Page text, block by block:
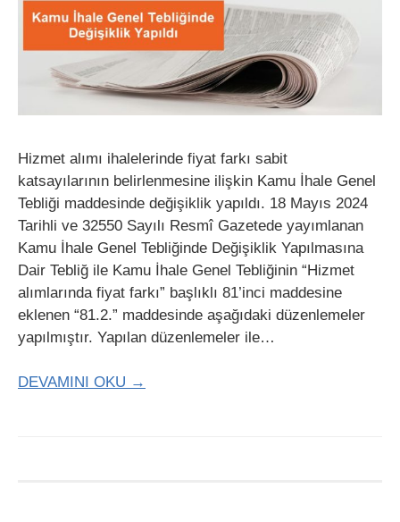
Hizmet alımı ihalelerinde fiyat farkı sabit
katsayılarının belirlenmesine ilişkin Kamu İhale Genel
Tebliği maddesinde değişiklik yapıldı. 18 Mayıs 2024
Tarihli ve 32550 Sayılı Resmî Gazetede yayımlanan
Kamu İhale Genel Tebliğinde Değişiklik Yapılmasına
Dair Tebliğ ile Kamu İhale Genel Tebliğinin “Hizmet
alımlarında fiyat farkı” başlıklı 81’inci maddesine
eklenen “81.2.” maddesinde aşağıdaki düzenlemeler
yapılmıştır. Yapılan düzenlemeler ile…
DEVAMINI OKU →